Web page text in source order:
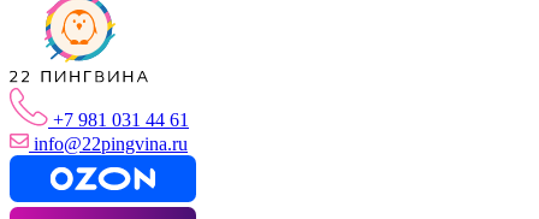
+7 981 031 44 61
info@22pingvina.ru